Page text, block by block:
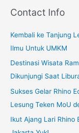
Contact Info
Kembali ke Tanjung
Ilmu Untuk UMKM
Destinasi Wisata
Dikunjungi Saat
Sukses Gelar Rhino
Lesung Teken MoU
Ikut Ajang Lari Rhino